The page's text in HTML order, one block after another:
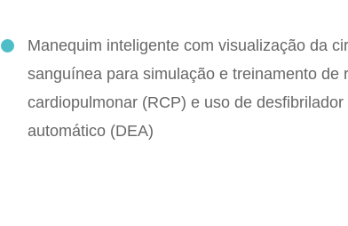
Manequim inteligente com visualização da
sanguínea para simulação e treinamento de
cardiopulmonar (RCP) e uso de desfibrilador
automático (DEA)